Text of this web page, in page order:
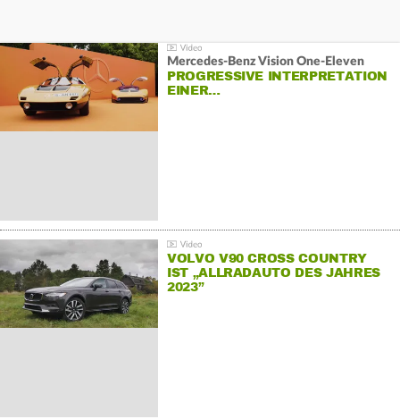
Mercedes-Benz Vision One-Eleven
PROGRESSIVE INTERPRETATION
EINER…
VOLVO V90 CROSS COUNTRY
IST „ALLRADAUTO DES JAHRES
2023”